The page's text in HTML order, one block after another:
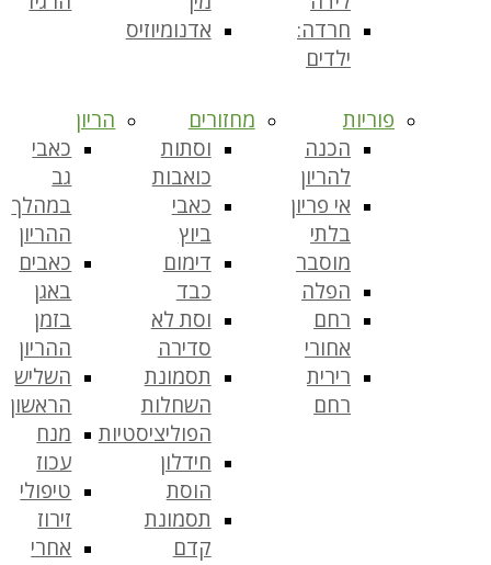
חרדה:
ילדים
אדנומיוזיס
פוריות
הכנה
להריון
אי פריון
בלתי
מוסבר
הפלה
רחם
אחורי
רירית
רחם
מחזורים
וסתות
כואבות
כאבי
ביוץ
דימום
כבד
וסת לא
סדירה
תסמונת
השחלות
הפוליציסטיות
חידלון
הוסת
תסמונת
קדם
הריון
כאבי
גב
במהלך
ההריון
כאבים
באגן
בזמן
ההריון
השליש
הראשון
מנח
עכוז
טיפולי
זירוז
אחרי